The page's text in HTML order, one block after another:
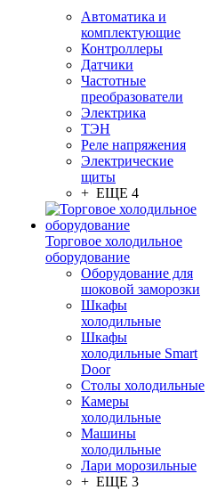
Автоматика и
комплектующие
Контроллеры
Датчики
Частотные
преобразователи
Электрика
ТЭН
Реле напряжения
Электрические
щиты
+ ЕЩЕ 4
Торговое холодильное
оборудование
Оборудование для
шоковой заморозки
Шкафы
холодильные
Шкафы
холодильные Smart
Door
Столы холодильные
Камеры
холодильные
Машины
холодильные
Лари морозильные
+ ЕЩЕ 3